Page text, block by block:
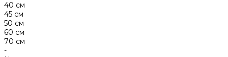
40 см
45 см
50 см
60 см
70 см
-